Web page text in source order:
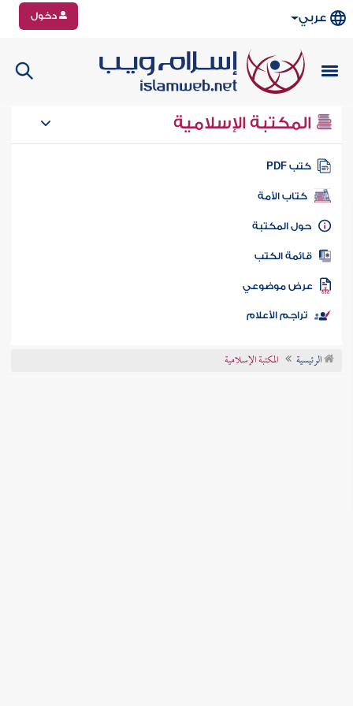
عربي دخول
المكتبة الإسلامية
كتب PDF
كتاب الأمة
المكتبة
الكتب
موضوعي
تراجم الأعلام
الرئيسية المكتبة الإسلامية